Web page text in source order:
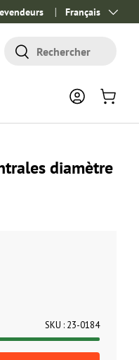
Langue
Français
Rechercher
Rechercher
Se connecter
Panier
diamètre
SKU : 23-0184